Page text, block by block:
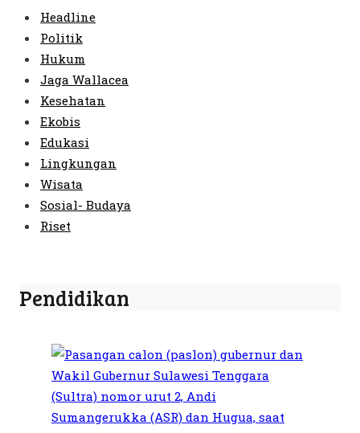
Headline
Politik
Hukum
Jaga Wallacea
Kesehatan
Ekobis
Edukasi
Lingkungan
Wisata
Sosial- Budaya
Riset
Pendidikan